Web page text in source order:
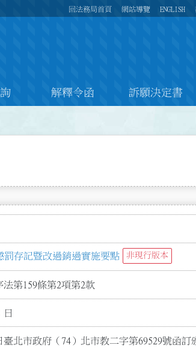
回法務局首頁 網站導覽 ENGLISH
解釋令函 訴願決定書
罰存記暨改過銷過實施要點 非現行版本
第159條第2項第2款
日
臺北市政府（74）北市教二字第69529號函訂